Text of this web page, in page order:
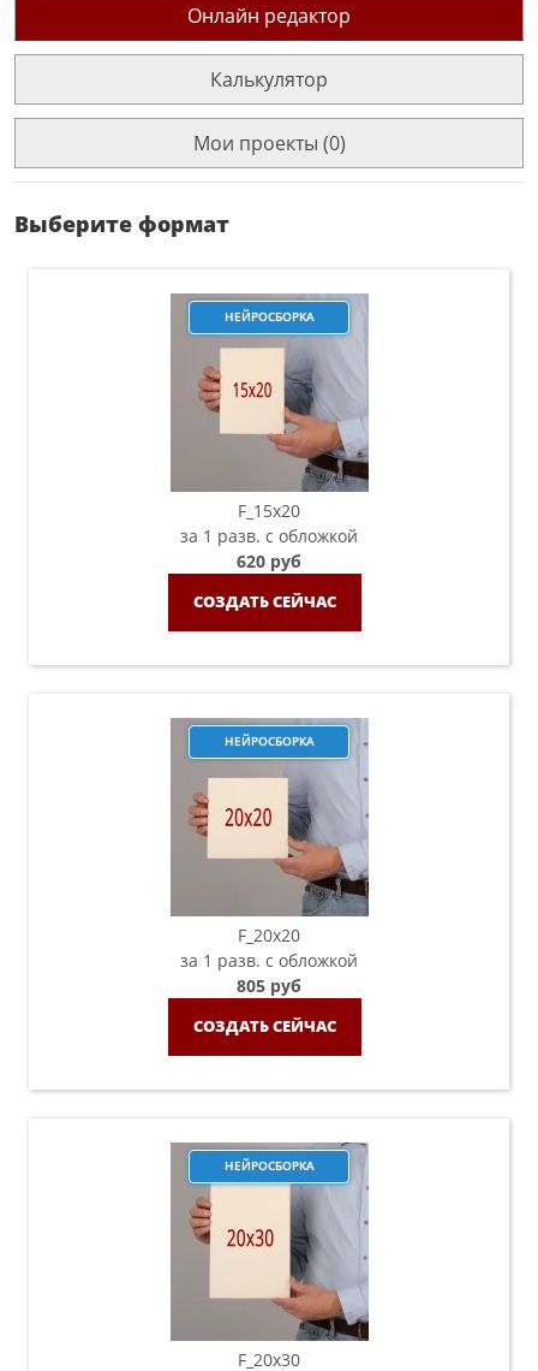
Онлайн редактор
Калькулятор
Мои проекты (0)
Выберите формат
НЕЙРОСБОРКА
F_15х20
за 1 разв. с обложкой
620 руб
СОЗДАТЬ СЕЙЧАС
НЕЙРОСБОРКА
F_20х20
за 1 разв. с обложкой
805 руб
СОЗДАТЬ СЕЙЧАС
НЕЙРОСБОРКА
F_20х30